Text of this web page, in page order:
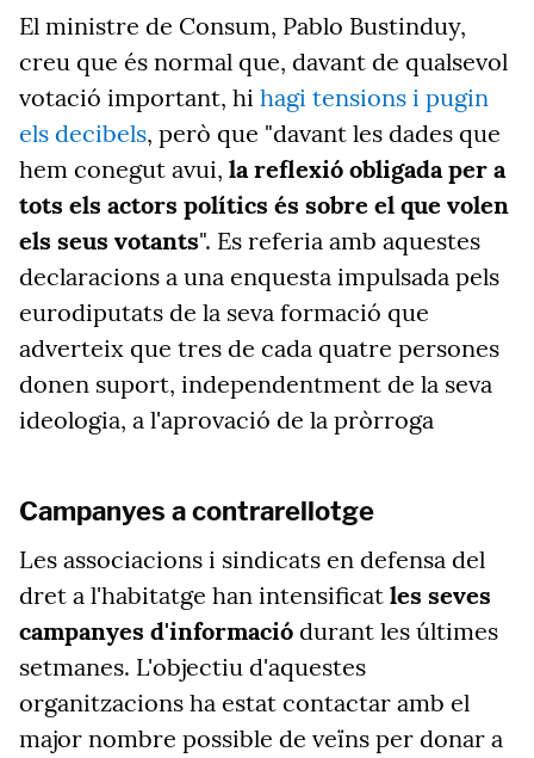
El ministre de Consum, Pablo Bustinduy,
creu que és normal que, davant de qualsevol
votació important, hi hagi tensions i pugin
els decibels, però que "davant les dades que
hem conegut avui, la reflexió obligada per a
tots els actors polítics és sobre el que volen
els seus votants". Es referia amb aquestes
declaracions a una enquesta impulsada pels
eurodiputats de la seva formació que
adverteix que tres de cada quatre persones
donen suport, independentment de la seva
ideologia, a l'aprovació de la pròrroga
Campanyes a contrarellotge
Les associacions i sindicats en defensa del
dret a l'habitatge han intensificat les seves
campanyes d'informació durant les últimes
setmanes. L'objectiu d'aquestes
organitzacions ha estat contactar amb el
major nombre possible de veïns per donar a